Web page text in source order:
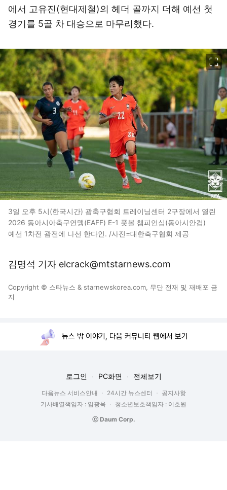
에서 고유진(현대제철)의 헤더 골까지 더해 예선 첫
경기를 5골 차 대승으로 마무리했다.
3일 오후 5시(한국시간) 괌축구협회 트레이닝센터 2구장에서 열린
2026 동아시아축구연맹(EAFF) E-1 풋볼 챔피언십(동아시안컵)
예선 1차전 괌전에 나선 한다인. /사진=대한축구협회 제공
김명석 기자 elcrack@mtstarnews.com
Copyright © 스타뉴스 & starnewskorea.com, 무단 전재 및 재배포 금
지
뉴스 밖 이야기, 다음 커뮤니티 웹에서 보기
로그인 PC화면 전체보기
다음뉴스 서비스안내 24시간 뉴스센터
공지사항
기사배열책임자 : 임광욱
청소년보호책임자 : 이호원
ⓒ Daum Corp.